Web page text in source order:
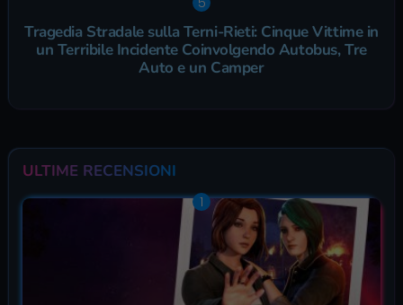
Tragedia Stradale sulla Terni-Rieti: Cinque Vittime in
un Terribile Incidente Coinvolgendo Autobus, Tre
Auto e un Camper
ULTIME RECENSIONI